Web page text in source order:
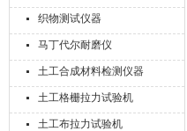
织物测试仪器
马丁代尔耐磨仪
土工合成材料检测仪器
土工格栅拉力试验机
土工布拉力试验机